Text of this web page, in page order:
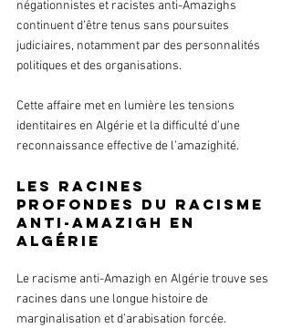
négationnistes et racistes anti-Amazighs
continuent d’être tenus sans poursuites
judiciaires, notamment par des personnalités
politiques et des organisations.
Cette affaire met en lumière les tensions
identitaires en Algérie et la difficulté d’une
reconnaissance effective de l’amazighité.
Les racines
profondes du racisme
anti-Amazigh en
Algérie
Le racisme anti-Amazigh en Algérie trouve ses
racines dans une longue histoire de
marginalisation et d’arabisation forcée.